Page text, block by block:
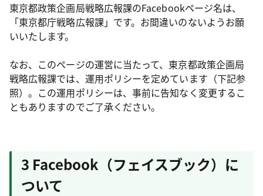
東京都政策企画局戦略広報課のFacebookページ名は、
「東京都庁戦略広報課」です。お間違いのないようお願
いいたします。
なお、このページの運営に当たって、東京都政策企画局
戦略広報課では、運用ポリシーを定めています（下記参
照）。この運用ポリシーは、事前に告知なく変更するこ
ともありますのでご了承ください。
3 Facebook（フェイスブック）に
ついて